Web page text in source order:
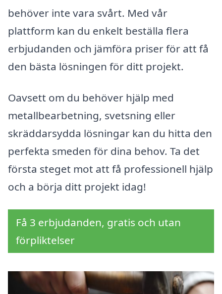
behöver inte vara svårt. Med vår
plattform kan du enkelt beställa flera
erbjudanden och jämföra priser för att få
den bästa lösningen för ditt projekt.
Oavsett om du behöver hjälp med
metallbearbetning, svetsning eller
skräddarsydda lösningar kan du hitta den
perfekta smeden för dina behov. Ta det
första steget mot att få professionell hjälp
och a börja ditt projekt idag!
Få 3 erbjudanden, gratis och utan
förpliktelser